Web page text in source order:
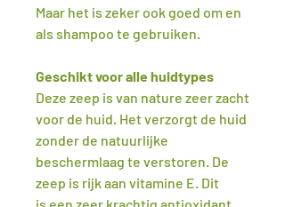
Maar het is zeker ook goed om en
als shampoo te gebruiken.
Geschikt voor alle huidtypes
Deze zeep is van nature zeer zacht
voor de huid. Het verzorgt de huid
zonder de natuurlijke
beschermlaag te verstoren. De
zeep is rijk aan vitamine E. Dit